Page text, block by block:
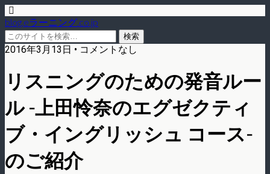
blog.eラーニング.co.jp
2016年3月13日 • コメントなし
リスニングのための発音ルー
ル -上田怜奈のエグゼクティ
ブ・イングリッシュ コース-
のご紹介